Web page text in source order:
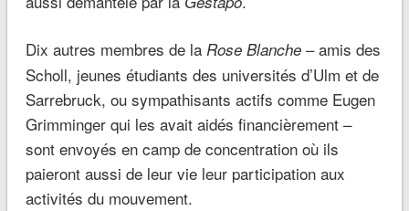
Dix autres membres de la Rose Blanche– amis des
Scholl, jeunes étudiants des universités d’Ulm et de
Sarrebruck, ou sympathisants actifs comme Eugen
Grimminger qui les avait aidés financièrement –
sont envoyés en camp de concentration où ils
paieront aussi de leur vie leur participation aux
activités du mouvement.